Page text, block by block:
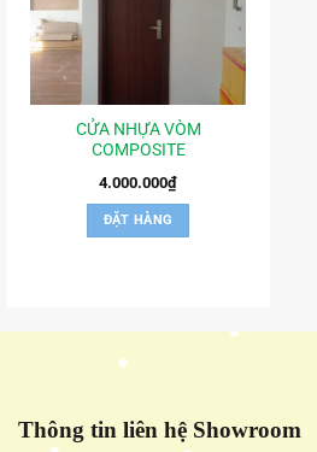
CỬA NHỰA VÒM
COMPOSITE
4.000.000₫
ĐẶT HÀNG
Thông tin liên hệ Showroom